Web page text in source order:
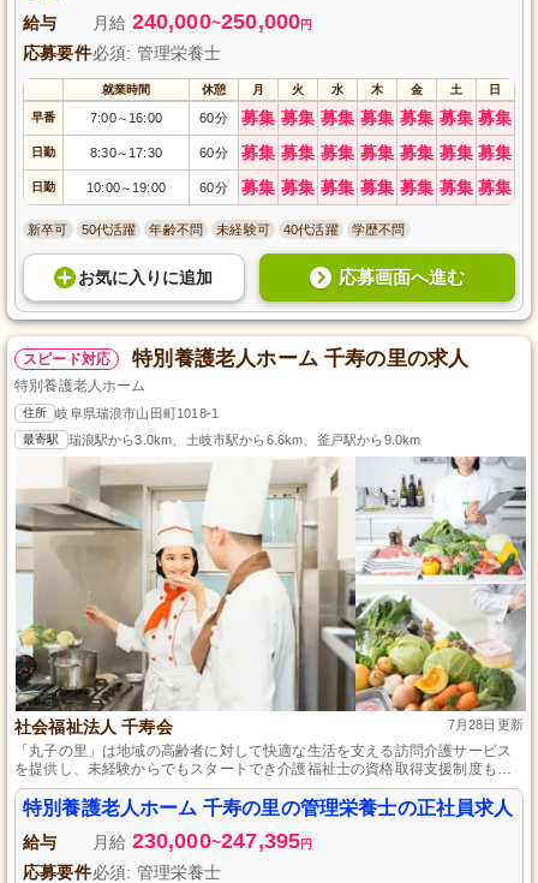
給与 月給 240,000~250,000円
応募要件必須: 管理栄養士
就業時間 休憩 月 火 水 木 金 土 日
早番 7:00～ 16:00 60分 募集 募集 募集 募集 募集 募集 募集
日勤 8:30～ 17:30 60分 募集 募集 募集 募集 募集 募集 募集
日勤 10:00～ 19:00 60分 募集 募集 募集 募集 募集 募集 募集
新卒可 50代活躍 年齢不問 未経験可 40代活躍 学歴不問
お気に入り に追加 応募画面へ進む
スピード対応 特別養護老人ホーム 千寿の里の求人
特別養護老人ホーム
住所 岐阜県瑞浪市山田町1018-1
最寄駅 瑞浪駅から3.0km、土岐市駅から6.6km、釜戸駅から9.0km
社会福祉法人 千寿会 7月28日更新
「丸子の里」は地域の高齢者に対して快適な生活を支える訪問介護サービス
を提供し、未経験からでもスタートでき介護福祉士の資格取得支援制度もあ
る事業所です。
特別養護老人ホーム 千寿の里の管理栄養士の正社員求人
給与 月給 230,000~247,395円
応募要件必須: 管理栄養士